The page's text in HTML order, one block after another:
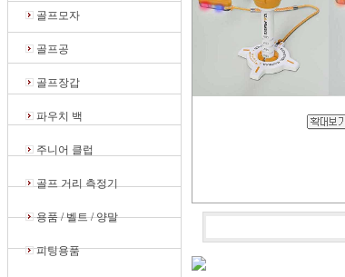
골프모자
골프공
골프장갑
파우치 백
주니어 클럽
골프 거리 측정기
용품 / 벨트 / 양말
피팅용품